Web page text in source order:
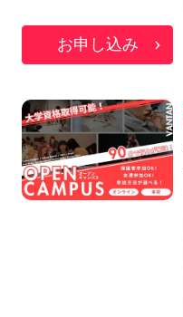
お申し込み